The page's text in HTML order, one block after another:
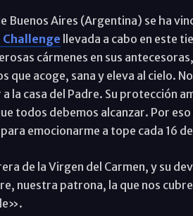
Buenos Aires (Argentina) se ha
llevada a cabo en este
cármenes en sus
que acoge, sana y eleva al cielo.
la casa del Padre. Su protección
todos debemos alcanzar. Por
emocionarme a tope cada 16
de la Virgen del Carmen, y su
nuestra patrona, la que nos